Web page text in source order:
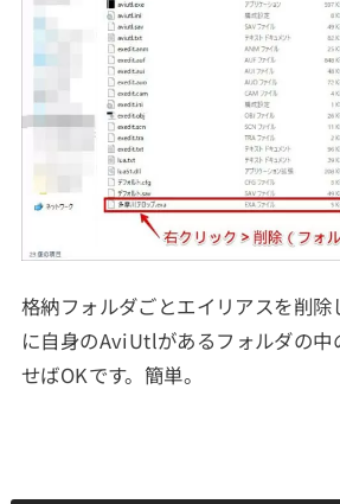
格納フォルダごとエイリアスを削
に自身のAviUtlがあるフォルダの中
せばOKです。簡単。